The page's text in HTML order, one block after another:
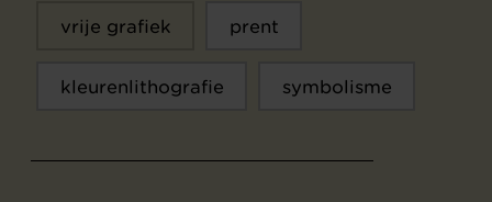
vrije grafiek prent
kleurenlithografie symbolisme